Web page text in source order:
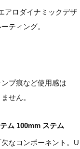
アロダイナミックデザ
ティング。
プ痕など使用感は
せん。
ム 100mm ステム
なコンポーネント。U